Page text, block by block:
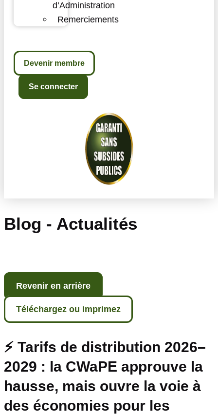
d’Administration
Remerciements
Devenir membre
Se connecter
Blog - Actualités
Revenir en arrière
Téléchargez ou imprimez
⚡ Tarifs de distribution 2026–
2029 : la CWaPE approuve la
hausse, mais ouvre la voie à
des économies pour les